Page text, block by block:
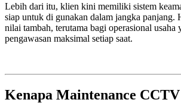
Lebih dari itu, klien kini memiliki sistem
siap untuk di gunakan dalam jangka panjang.
nilai tambah, terutama bagi operasional usaha
pengawasan maksimal setiap saat.
Kenapa Maintenance